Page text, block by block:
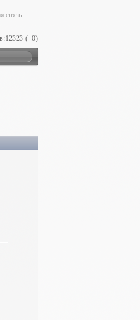
связь
12323 (+0)